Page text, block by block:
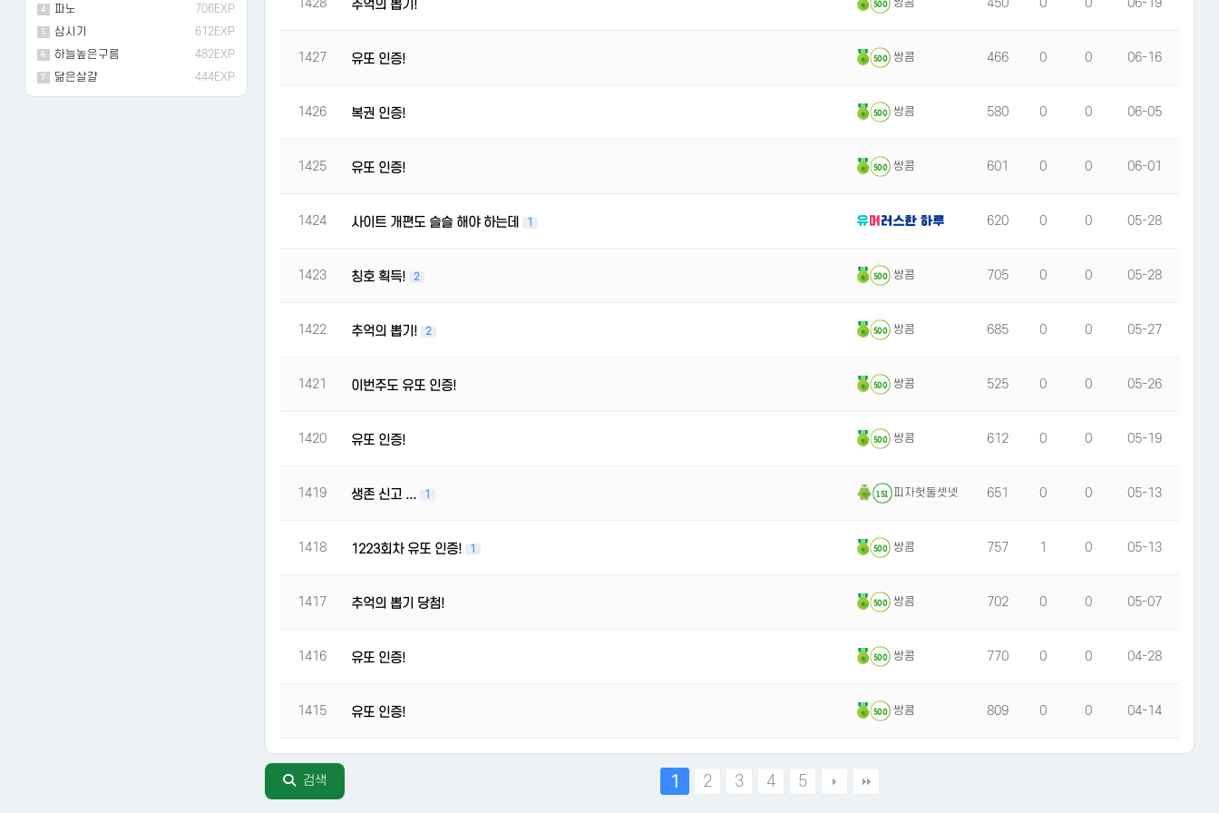
4 파노 706EXP
5 삼시기 612EXP
6 하늘높은구름 482EXP
7 닮은살걀 444EXP
추억의 뽑기! 500 쌍콤
1427 유또 인증! 500 쌍콤 466 0 0 06-16
1426 복권 인증! 500 쌍콤 580 0 0 06-05
1425 유또 인증! 500 쌍콤 601 0 0 06-01
1424 사이트 개편도 슬슬 해야 하는데 1 620 0 0 05-28
1423 칭호 획득! 2 500 쌍콤 705 0 0 05-28
1422 추억의 뽑기! 2 500 쌍콤 685 0 0 05-27
1421 이번주도 유또 인증! 500 쌍콤 525 0 0 05-26
1420 유또 인증! 500 쌍콤 612 0 0 05-19
1419 생존 신고 ... 1 151 피자헛둘셋넷 651 0 0 05-13
1418 1223회차 유또 인증! 1 500 쌍콤 757 1 0 05-13
1417 추억의 뽑기 당첨! 500 쌍콤 702 0 0 05-07
1416 유또 인증! 500 쌍콤 770 0 0 04-28
1415 유또 인증! 500 쌍콤 809 0 0 04-14
검색 1 2 3 4 5